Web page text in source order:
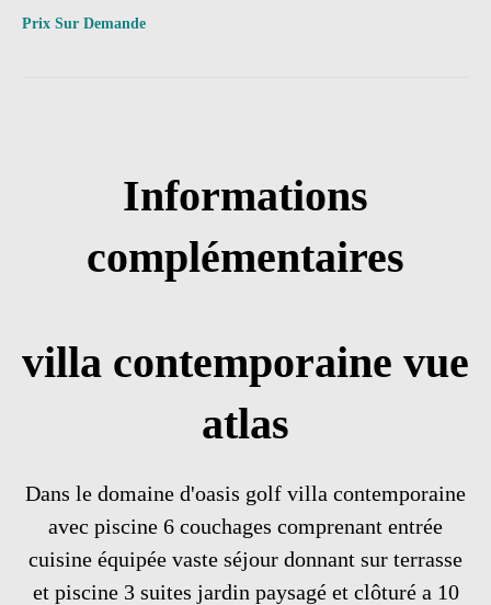
Prix Sur Demande
Informations
complémentaires
villa contemporaine vue
atlas
Dans le domaine d'oasis golf villa contemporaine
avec piscine 6 couchages comprenant entrée
cuisine équipée vaste séjour donnant sur terrasse
et piscine 3 suites jardin paysagé et clôturé a 10